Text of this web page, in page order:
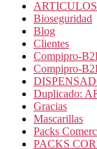
Bioseguridad
Blog
Clientes
Compipro-
Compipro-
Duplicado:
Gracias
Mascarillas
Packs
PACKS